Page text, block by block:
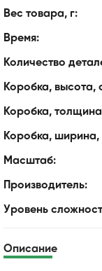
Вес товара, г:
Время:
Количество
Коробка, высота,
Коробка,
Коробка, ширина,
Масштаб:
Производитель:
Уровень
Описание